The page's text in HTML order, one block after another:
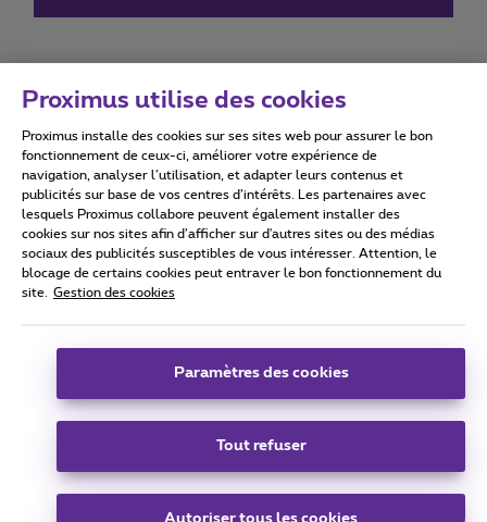
Conditions d'utilisation Accessibility statement
Tous droits réservés. © 2026 Proximus
Conditions générales, info consommateur
Coordonnées de l’entreprise
Boulevard du Roi Albert II 27 - B-1030 Bruxelles.
Carrier & Wholesale Solutions
Proximus utilise des cookies
Proximus installe des cookies sur ses sites web pour assurer le bon
fonctionnement de ceux-ci, améliorer votre expérience de
navigation, analyser l’utilisation, et adapter leurs contenus et
publicités sur base de vos centres d’intérêts. Les partenaires avec
lesquels Proximus collabore peuvent également installer des
cookies sur nos sites afin d’afficher sur d'autres sites ou des médias
sociaux des publicités susceptibles de vous intéresser. Attention, le
blocage de certains cookies peut entraver le bon fonctionnement du
site.
Gestion des cookies
Paramètres des cookies
Tout refuser
Autoriser tous les cookies